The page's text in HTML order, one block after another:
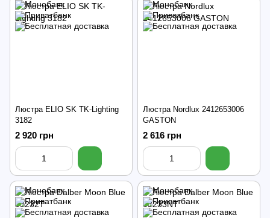
Люстра ELIO SK TK-Lighting
3182
2 920 грн
Люстра Nordlux 2412653006
GASTON
2 616 грн